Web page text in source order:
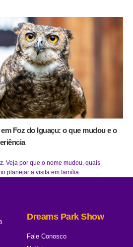
Foz do Iguaçu: o que mudou e o
Veja por que o nome mudou, quais
planejar a visita em família.
Dreams Park Show
Fale Conosco